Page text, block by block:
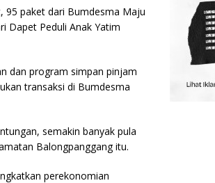
95 paket dari Bumdesma Maju
Dapet Peduli Anak Yatim
dan program simpan pinjam
transaksi di Bumdesma
semakin banyak pula
Balongpanggang itu.
perekonomian